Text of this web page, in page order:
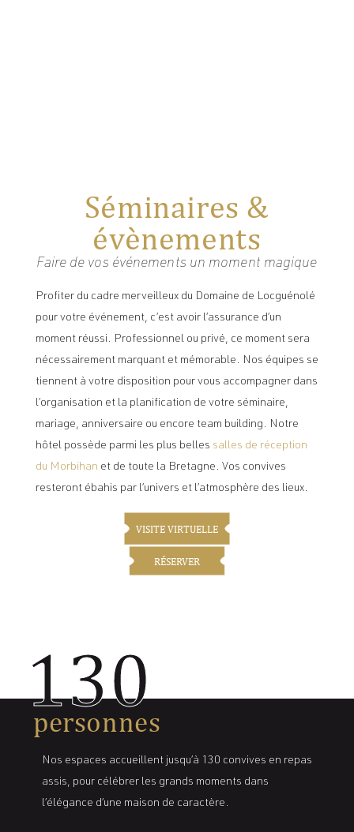
Séminaires &
évènements
Faire de vos événements un moment magique
Profiter du cadre merveilleux du Domaine de Locguénolé
pour votre événement, c’est avoir l’assurance d’un
moment réussi. Professionnel ou privé, ce moment sera
nécessairement marquant et mémorable. Nos équipes se
tiennent à votre disposition pour vous accompagner dans
l’organisation et la planification de votre séminaire,
mariage, anniversaire ou encore team building. Notre
hôtel possède parmi les plus belles salles de réception
du Morbihan et de toute la Bretagne. Vos convives
resteront ébahis par l’univers et l’atmosphère des lieux.
VISITE VIRTUELLE
RÉSERVER
130
personnes
Nos espaces accueillent jusqu’à 130 convives en repas
assis, pour célébrer les grands moments dans
l’élégance d’une maison de caractère.